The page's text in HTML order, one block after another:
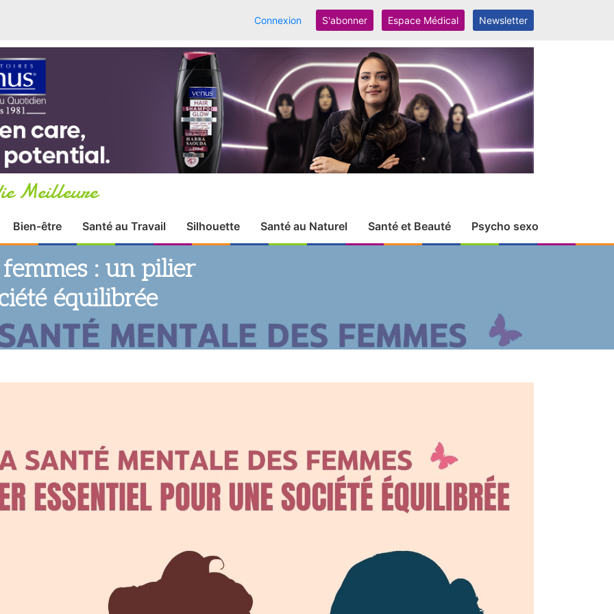
Connexion S'abonner Espace Médical Newsletter
Meilleure
Bien-être Santé au Travail Silhouette Santé au Naturel Santé et Beauté Psycho sexo
: un pilier
équilibrée